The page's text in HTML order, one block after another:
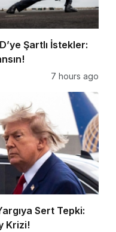
Şartlı İstekler:
7 hours ago
Sert Tepki:
Krizi!